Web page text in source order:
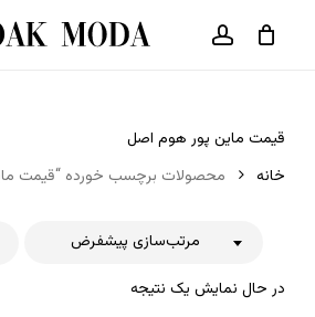
حساب کاربری
سبد خرید
قیمت ماین پور هوم اصل
خانه
محصولات برچسب خورده “قیمت
در حال نمایش یک نتیجه
مرتب‌سازی پیشفرض
بستن